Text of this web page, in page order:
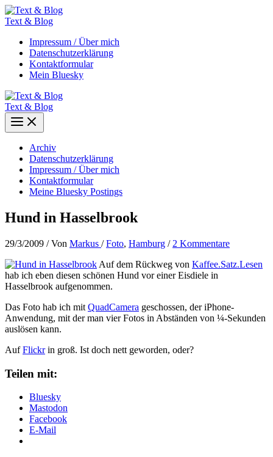
Zum
Inhalt
Text & Blog
Impressum / Über mich
Datenschutzerklärung
Kontaktformular
Mein Bluesky
Text & Blog
Main
Menu
Archiv
Datenschutzerklärung
Impressum / Über mich
Kontaktformular
Meine Bluesky Postings
Hund in Hasselbrook
29/3/2009 / Von Markus /Foto, Hamburg / 2 Kommentare
Auf dem Rückweg von Kaffee.Satz.Lesen
hab ich eben diesen schönen Hund vor einer Eisdiele in
Hasselbrook aufgenommen.
Das Foto hab ich mit QuadCamera geschossen, der iPhone-
Anwendung, mit der man vier Fotos in Abständen von ¼-Sekunden
auslösen kann.
AufFlickrin groß. Ist doch nett geworden, oder?
Teilen mit:
Bluesky
Mastodon
Facebook
E-Mail